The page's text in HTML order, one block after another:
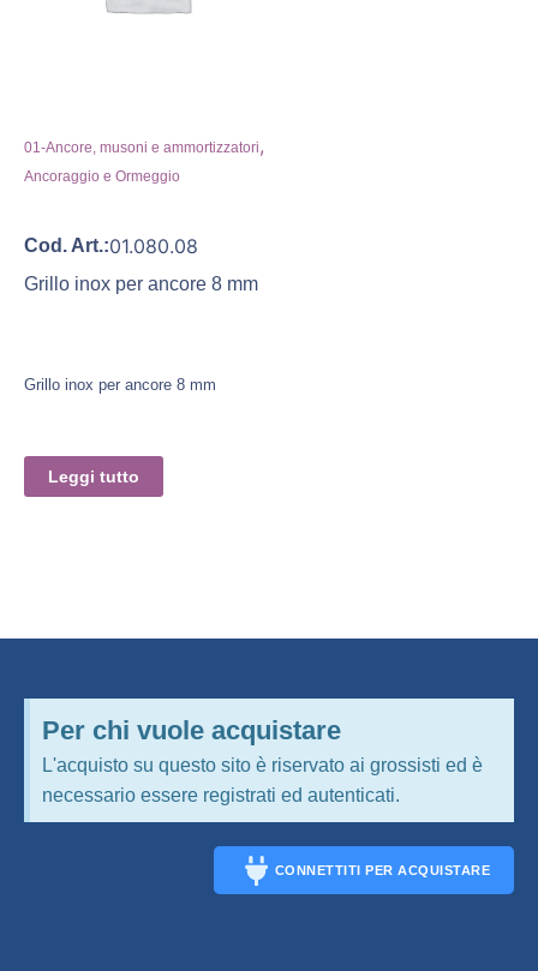
01-Ancore, musoni e ammortizzatori,
Ancoraggio e Ormeggio
Cod. Art.:01.080.08
Grillo inox per ancore 8 mm
Grillo inox per ancore 8 mm
Leggi tutto
Per chi vuole acquistare
L'acquisto su questo sito è riservato ai grossisti ed è
necessario essere registrati ed autenticati.
CONNETTITI PER ACQUISTARE